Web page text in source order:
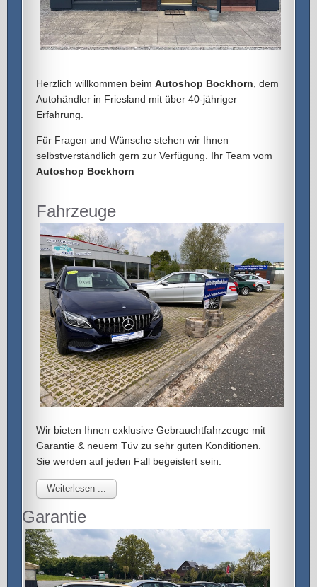
Herzlich willkommen beimAutoshop Bockhorn , dem
Autohändler in Friesland mit über 40-jähriger
Erfahrung.
Für Fragen und Wünsche stehen wir Ihnen
selbstverständlich gern zur Verfügung. Ihr Team vom
Autoshop Bockhorn
Fahrzeuge
Wir bieten Ihnen exklusive Gebrauchtfahrzeuge mit
Garantie & neuem Tüv zu sehr guten Konditionen.
Sie werden auf jeden Fall begeistert sein.
Weiterlesen ...
Garantie